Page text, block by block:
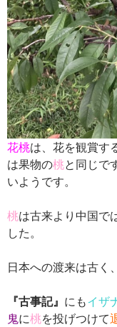
花桃は、花を観賞す
は果物の桃と同じで
いようです。
桃は古来より中国で
した。
日本への渡来は古く
『古事記』 にもイザ
鬼に桃を投げつけて